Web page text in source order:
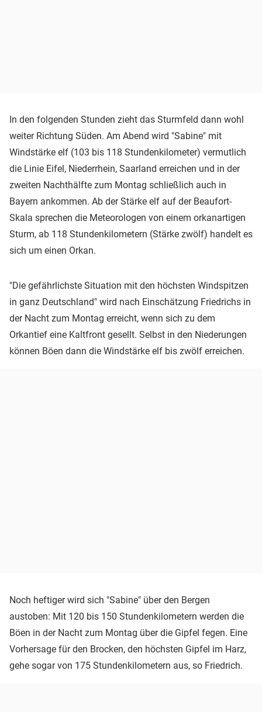
In den folgenden Stunden zieht das Sturmfeld dann wohl
weiter Richtung Süden. Am Abend wird "Sabine" mit
Windstärke elf (103 bis 118 Stundenkilometer) vermutlich
die Linie Eifel, Niederrhein, Saarland erreichen und in der
zweiten Nachthälfte zum Montag schließlich auch in
Bayern ankommen. Ab der Stärke elf auf der Beaufort-
Skala sprechen die Meteorologen von einem orkanartigen
Sturm, ab 118 Stundenkilometern (Stärke zwölf) handelt es
sich um einen Orkan.
"Die gefährlichste Situation mit den höchsten Windspitzen
in ganz Deutschland" wird nach Einschätzung Friedrichs in
der Nacht zum Montag erreicht, wenn sich zu dem
Orkantief eine Kaltfront gesellt. Selbst in den Niederungen
können Böen dann die Windstärke elf bis zwölf erreichen.
Noch heftiger wird sich "Sabine" über den Bergen
austoben: Mit 120 bis 150 Stundenkilometern werden die
Böen in der Nacht zum Montag über die Gipfel fegen. Eine
Vorhersage für den Brocken, den höchsten Gipfel im Harz,
gehe sogar von 175 Stundenkilometern aus, so Friedrich.